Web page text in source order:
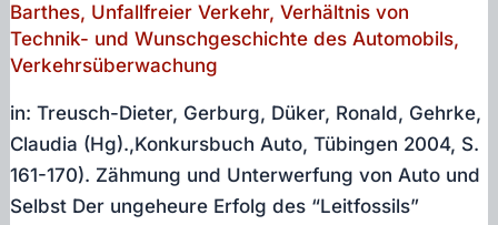
Barthes, Unfallfreier Verkehr,Verhältnis von
Technik- und Wunschgeschichte des Automobils,
Verkehrsüberwachung
in: Treusch-Dieter, Gerburg, Düker, Ronald, Gehrke,
Claudia (Hg).,Konkursbuch Auto, Tübingen 2004, S.
161-170). Zähmung und Unterwerfung von Auto und
Selbst Der ungeheure Erfolg des “Leitfossils”